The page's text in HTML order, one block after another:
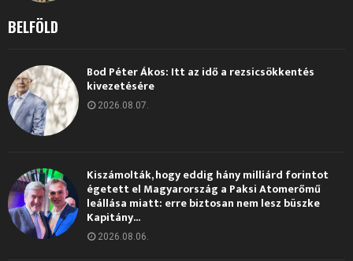
BELFÖLD
Bod Péter Ákos: Itt az idő a rezsicsökkentés
kivezetésére
2026.08.07.
Kiszámolták, hogy eddig hány milliárd forintot
égetett el Magyarország a Paksi Atomerőmű
leállása miatt: erre biztosan nem lesz büszke
Kapitány...
2026.08.06.